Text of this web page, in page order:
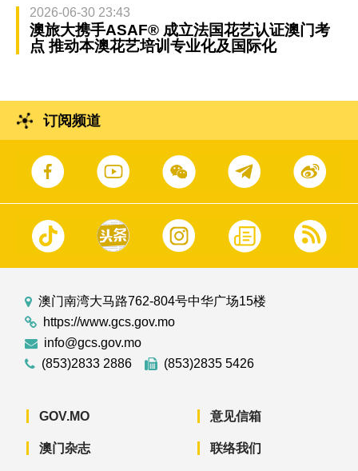
2026-06-30 23:43
澳旅大携手ASAF® 成立法国花艺认证澳门考
点 推动本澳花艺培训专业化及国际化
订阅频道
澳门南湾大马路762-804号中华广场15楼
https://www.gcs.gov.mo
info@gcs.gov.mo
(853)2833 2886
(853)2835 5426
GOV.MO
澳门杂志
意见信箱
联络我们